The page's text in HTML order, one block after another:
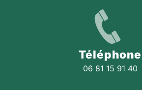
Téléphone
06 81 15 91 40